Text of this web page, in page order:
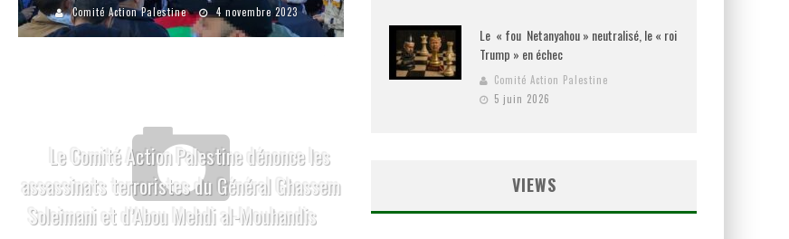
Comité Action Palestine 4 novembre 2023
Le Comité Action Palestine dénonce les
assassinats terroristes du Général Ghassem
Soleimani et d’Abou Mehdi al-Mouhandis
Le « fou Netanyahou » neutralisé, le « roi
Trump » en échec
Comité Action Palestine
5 juin 2026
VIEWS